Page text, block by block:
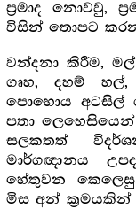
ප්‍රමාද නොවවු,
විසින් තොපට කරන
වන්දනා කිරීම, මල්
ගෘහ, දහම් හල්,
පොහොය අටසිල්
පතා
සලකතත්
මාර්ගඥානය
හේතුවන
මිස අන්